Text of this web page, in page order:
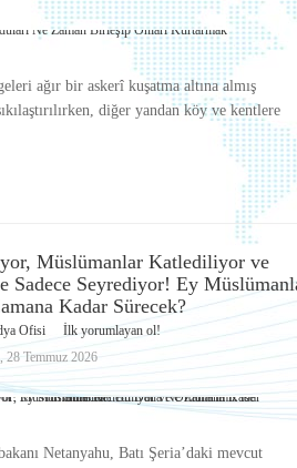
ağır bir askerî kuşatma altına almış
diğer yandan köy ve kentlere
Müslümanlar Katlediliyor ve
Sadece Seyrediyor! Ey
Kadar Sürecek?
Ofisi
İlk yorumlayan ol!
28 Temmuz 2026
Netanyahu, Batı Şeria’daki mevcut